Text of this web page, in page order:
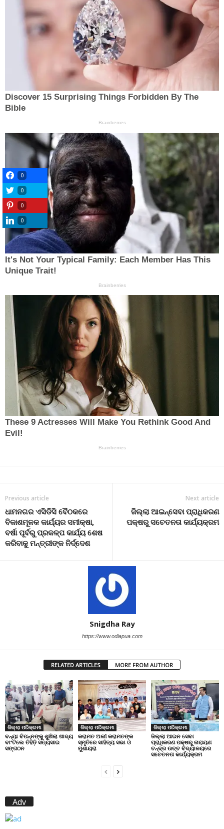
Previous article
ଧାମନଗର ଏସିଡିସି ବୈଠକରେ
ବିକାଶମୂଳକ କାର୍ଯ୍ୟର ସମୀକ୍ଷା,
ବର୍ଷା ପୂର୍ବରୁ ପ୍ରକଳ୍ପ କାର୍ଯ୍ୟ ଶେଷ
କରିବାକୁ ମନ୍ତ୍ରୀଙ୍କ ନିର୍ଦ୍ଦେଶ
Next article
ଜିଲ୍ଲା ଆଇନ୍‌ସେବା ପ୍ରାଧିକରଣ
ପକ୍ଷରୁ ସଚେତନତା କାର୍ଯ୍ୟକ୍ରମ
Snigdha Ray
https://www.odiapua.com
RELATED ARTICLES MORE FROM AUTHOR
ଜିଲ୍ଲା ପରିକ୍ରମା
ବନ୍ୟା ବିପନ୍ନଙ୍କୁ ଶୁଖିଲା ଖାଦ୍ୟ
ବାଂଟିଲେ ତିହିଡି଼ ସତ୍ୟସାଇ
ସଙ୍ଗଠନ
ଜିଲ୍ଲା ପରିକ୍ରମା
କରାମତ ଅଲୀ କରାମତଙ୍କ
ସ୍ମୃତିରେ ସାହିତ୍ୟ ସଭା ଓ
ମୁଶାୟରା
ଜିଲ୍ଲା ପରିକ୍ରମା
ଜିଲ୍ଲା ଆଇନ ସେବା
ପ୍ରାଧିକରଣ ପକ୍ଷରୁ ନାରାୟଣ
ଚନ୍ଦ୍ର ଉଚ୍ଚ ବିଦ୍ୟାଳୟରେ
ସଚେତନତା କାର୍ଯ୍ୟକ୍ରମ
Adv
0
0
0
0